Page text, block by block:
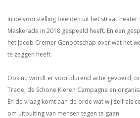
In de voorstelling beelden uit het straattheater
Maskerade in 2018 gespeeld heeft. En een
het Jacob Cremer Genootschap over wat het
te zeggen heeft.
Ook nu wordt er voortdurend actie gevoerd,
Trade, de Schone Kleren Campagne en
En de vraag komt aan de orde wat wij zelf als
om uitbuiting van mensen tegen te gaan.